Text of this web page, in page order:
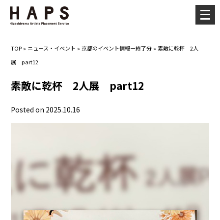
TOP » ニュース・イベント »京都のイベント情報ー終了分 »素敵に乾杯 2人
展 part12
素敵に乾杯 2人展 part12
Posted on 2025.10.16
メ
ニ
ー